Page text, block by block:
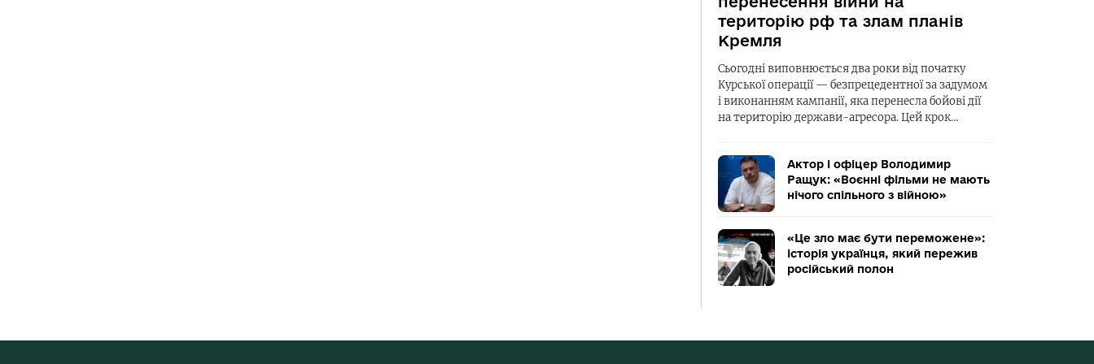
територію рф та злам планів
Кремля
Сьогодні виповнюється два роки від початку
Курської операції — безпрецедентної за задумом
і виконанням кампанії, яка перенесла бойові дії
на територію держави-агресора. Цей крок…
Актор і офіцер Володимир
Ращук: «Воєнні фільми не мають
нічого спільного з війною»
«Це зло має бути переможене»:
історія українця, який пережив
російський полон